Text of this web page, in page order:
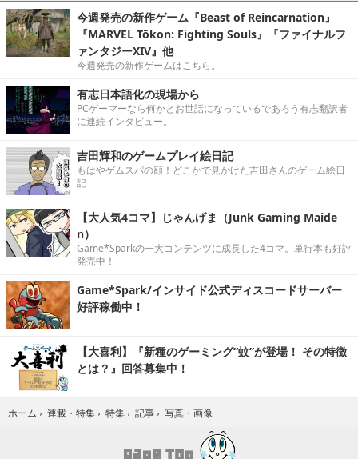
今週発売の新作ゲーム『Beast of Reincarnation』
『MARVEL Tōkon: Fighting Souls』『ファイナルフ
ァンタジーXIV』他
今週発売の新作ゲームはこちら。
有志日本語化の現場から
PCゲーマーなら何かとお世話になっているであろう有志翻訳者
に連続インタビュー。
吉田輝和のゲームプレイ絵日記
もはやゲムスパの顔！どこかで見かけた吉田さんのゲーム絵日
記
【大人気4コマ】じゃんげま（Junk Gaming Maide
n）
Game*Sparkの一大コンテンツに成長した4コマ。単行本も好評
発売中！
Game*Spark/インサイド公式ディスコードサーバー
好評稼働中！
【大喜利】『新種のゲーミング“蚊”が登場！ その特徴
とは？』回答募集中！
ホーム › 連載・特集 › 特集 › 記事 › 写真・画像